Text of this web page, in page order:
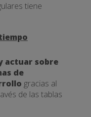
tiene
actuar sobre
de
gracias al
de las tablas